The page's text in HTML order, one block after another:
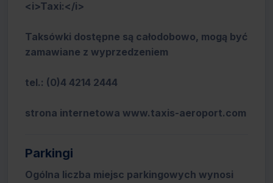
<i>Taxi:</i>
Taksówki dostępne są całodobowo, mogą być
zamawiane z wyprzedzeniem
tel.: (0)4 4214 2444
strona internetowa www.taxis-aeroport.com
Parkingi
Ogólna liczba miejsc parkingowych wynosi